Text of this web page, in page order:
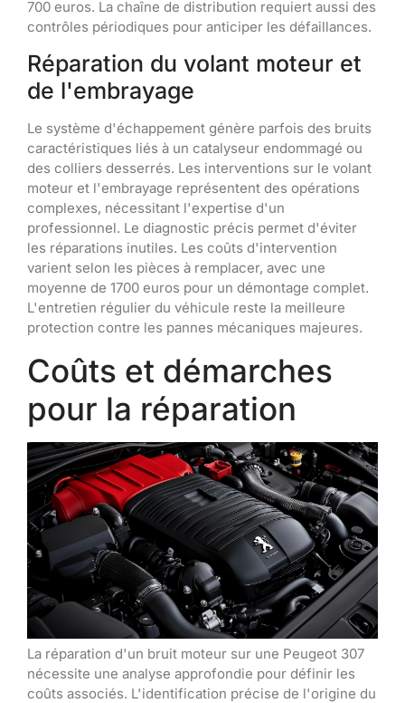
700 euros. La chaîne de distribution requiert aussi des
contrôles périodiques pour anticiper les défaillances.
Réparation du volant moteur et
de l'embrayage
Le système d'échappement génère parfois des bruits
caractéristiques liés à un catalyseur endommagé ou
des colliers desserrés. Les interventions sur le volant
moteur et l'embrayage représentent des opérations
complexes, nécessitant l'expertise d'un
professionnel. Le diagnostic précis permet d'éviter
les réparations inutiles. Les coûts d'intervention
varient selon les pièces à remplacer, avec une
moyenne de 1700 euros pour un démontage complet.
L'entretien régulier du véhicule reste la meilleure
protection contre les pannes mécaniques majeures.
Coûts et démarches
pour la réparation
La réparation d'un bruit moteur sur une Peugeot 307
nécessite une analyse approfondie pour définir les
coûts associés. L'identification précise de l'origine du